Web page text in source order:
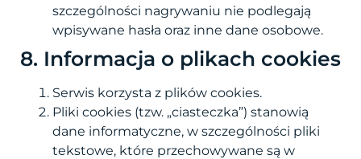
szczególności nagrywaniu nie podlegają
wpisywane hasła oraz inne dane osobowe.
8. Informacja o plikach cookies
Serwis korzysta z plików cookies.
Pliki cookies (tzw. „ciasteczka”) stanowią
dane informatyczne, w szczególności pliki
tekstowe, które przechowywane są w